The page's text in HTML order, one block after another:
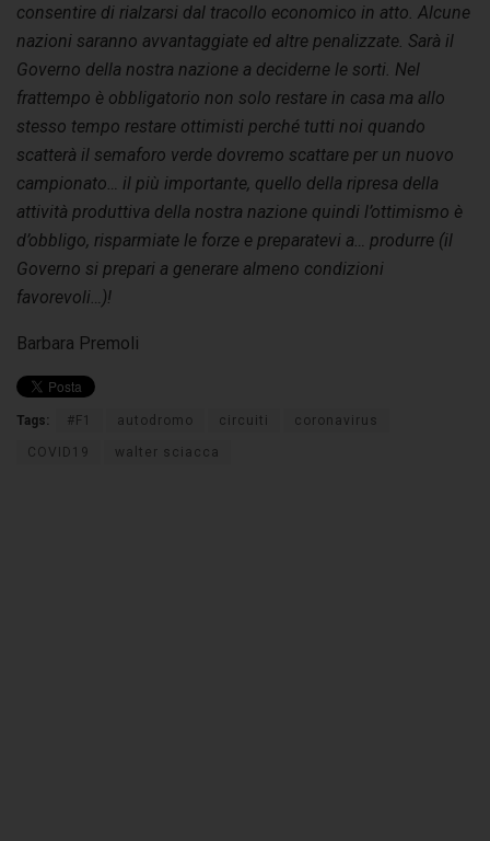
consentire di rialzarsi dal tracollo economico in atto. Alcune
nazioni saranno avvantaggiate ed altre penalizzate. Sarà il
Governo della nostra nazione a deciderne le sorti. Nel
frattempo è obbligatorio non solo restare in casa ma allo
stesso tempo restare ottimisti perché tutti noi quando
scatterà il semaforo verde dovremo scattare per un nuovo
campionato… il più importante, quello della ripresa della
attività produttiva della nostra nazione quindi l’ottimismo è
d’obbligo, risparmiate le forze e preparatevi a… produrre (il
Governo si prepari a generare almeno condizioni
favorevoli…)!
Barbara Premoli
Tags: #F1 autodromo circuiti coronavirus
COVID19 walter sciacca